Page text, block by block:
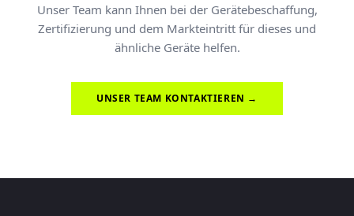
Unser Team kann Ihnen bei der Gerätebeschaffung,
Zertifizierung und dem Markteintritt für dieses und
ähnliche Geräte helfen.
UNSER TEAM KONTAKTIEREN →